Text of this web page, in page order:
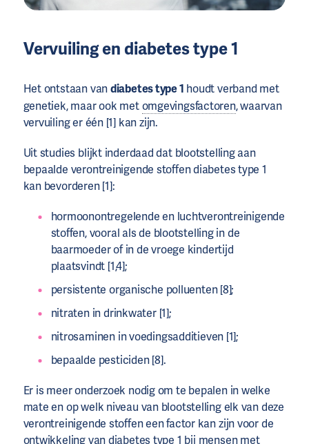
Vervuiling en diabetes type 1
Het ontstaan vandiabetes type 1 houdt verband met
genetiek, maar ook metomgevingsfactoren, waarvan
vervuiling er één [1] kan zijn.
Uit studies blijkt inderdaad dat blootstelling aan
bepaalde verontreinigende stoffen diabetes type 1
kan bevorderen [1]:
hormoonontregelende en luchtverontreinigende
stoffen, vooral als de blootstelling in de
baarmoeder of in de vroege kindertijd
plaatsvindt [1,4];
persistente organische polluenten [8];
nitraten in drinkwater [1];
nitrosaminen in voedingsadditieven [1];
bepaalde pesticiden [8].
Er is meer onderzoek nodig om te bepalen in welke
mate en op welk niveau van blootstelling elk van deze
verontreinigende stoffen een factor kan zijn voor de
ontwikkeling van diabetes type 1 bij mensen met